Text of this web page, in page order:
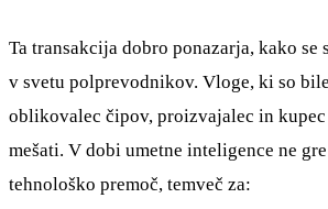
Ta transakcija dobro ponazarja, kako se
v svetu polprevodnikov. Vloge, ki so
oblikovalec čipov, proizvajalec in kupec
mešati. V dobi umetne inteligence ne
tehnološko premoč, temveč za: